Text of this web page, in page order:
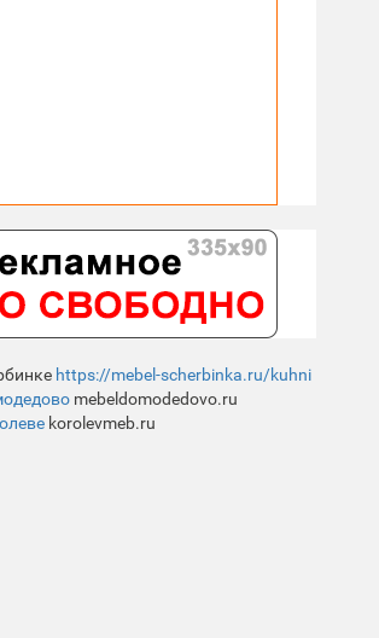
https://mebel-scherbinka.ru/kuhni
mebeldomodedovo.ru
korolevmeb.ru